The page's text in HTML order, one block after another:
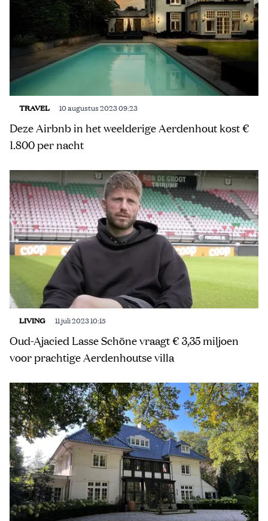
TRAVEL 10 augustus 2023 09:23
Deze Airbnb in het weelderige Aerdenhout kost €
1.800 per nacht
LIVING 11 juli 2023 10:15
Oud-Ajacied Lasse Schöne vraagt € 3,35 miljoen
voor prachtige Aerdenhoutse villa